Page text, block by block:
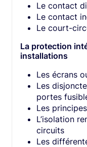
Le contact
Le contact
Le court-
La protection
installations
Les écrans
Les
portes
Les
L’isolation
circuits
Les